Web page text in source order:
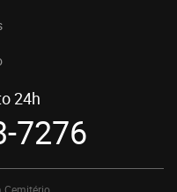
24h
7276